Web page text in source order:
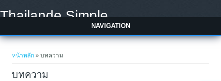
Thailande Simple
NAVIGATION
หน้าหลัก » บทความ
บทความ